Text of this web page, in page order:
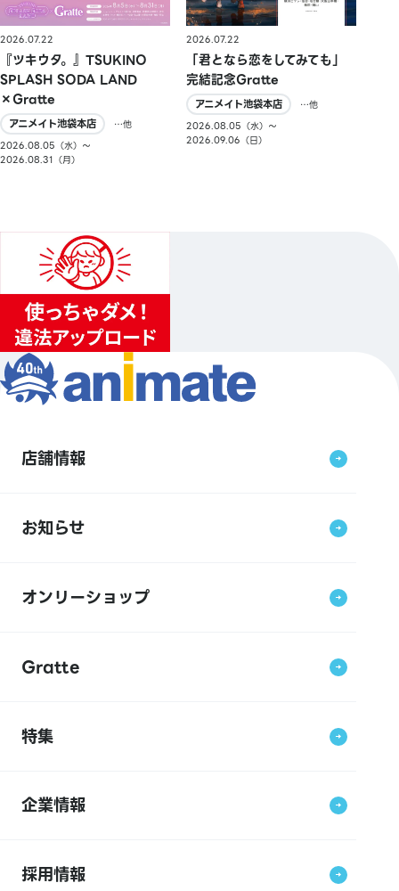
2026.07.22
『ツキウタ。』TSUKINO
SPLASH SODA LAND
×Gratte
アニメイト池袋本店
…他
2026.08.05（水）〜
2026.08.31（月）
2026.07.22
「君となら恋をしてみても」
完結記念Gratte
アニメイト池袋本店
…他
2026.08.05（水）〜
2026.09.06（日）
店舗情報
お知らせ
オンリーショップ
Gratte
特集
企業情報
採用情報